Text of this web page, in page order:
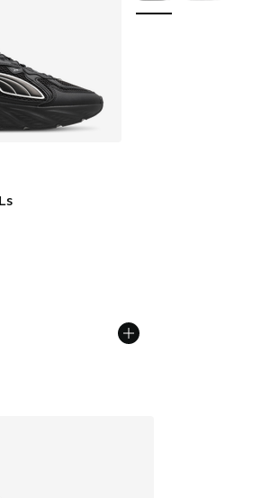
Dit artikel is in de